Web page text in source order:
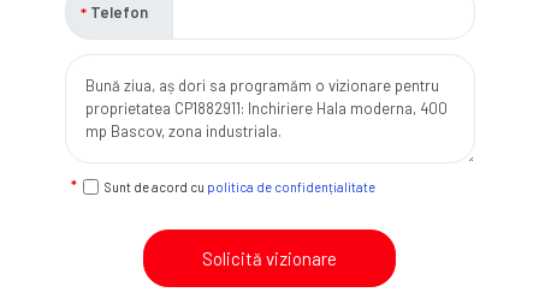
Telefon
Sunt de acord cu politica de confidențialitate
Solicită vizionare